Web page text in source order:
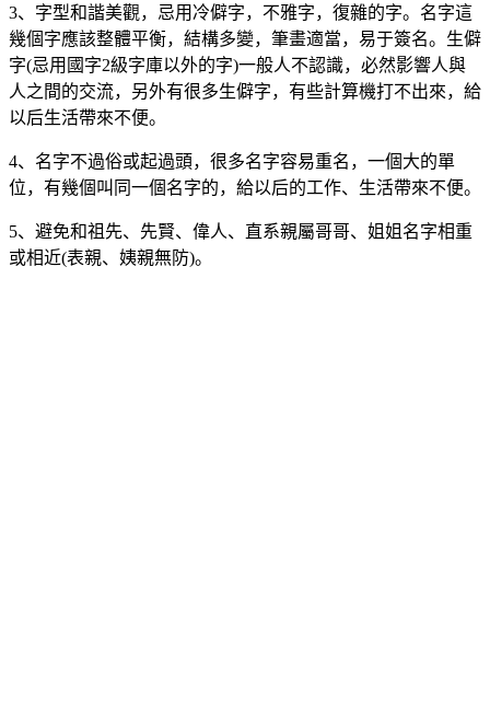
3、字型和諧美觀，忌用冷僻字，不雅字，復雜的字。名字這
幾個字應該整體平衡，結構多變，筆畫適當，易于簽名。生僻
字(忌用國字2級字庫以外的字)一般人不認識，必然影響人與
人之間的交流，另外有很多生僻字，有些計算機打不出來，給
以后生活帶來不便。
4、名字不過俗或起過頭，很多名字容易重名，一個大的單
位，有幾個叫同一個名字的，給以后的工作、生活帶來不便。
5、避免和祖先、先賢、偉人、直系親屬哥哥、姐姐名字相重
或相近(表親、姨親無防)。